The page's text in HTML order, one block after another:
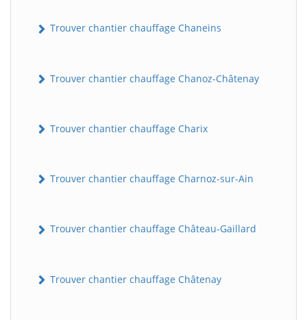
Trouver chantier chauffage Chaneins
Trouver chantier chauffage Chanoz-Châtenay
Trouver chantier chauffage Charix
Trouver chantier chauffage Charnoz-sur-Ain
Trouver chantier chauffage Château-Gaillard
Trouver chantier chauffage Châtenay